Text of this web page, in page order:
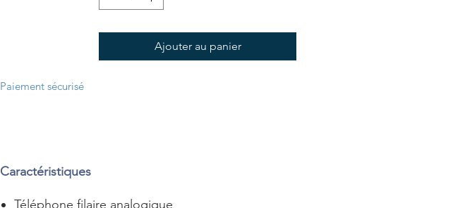
Ajouter au panier
Caractéristiques
Téléphone filaire analogique
Paiement sécurisé